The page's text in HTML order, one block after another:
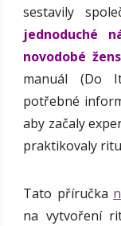
sestavily
jednoduché
novodobé
manuál (Do
potřebné
aby začaly
praktikovaly
Tato příručka
na vytvoření